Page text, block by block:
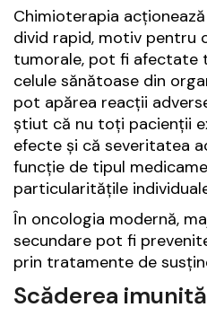
Chimioterapia
divid rapid, motiv pentru
tumorale, pot fi afectate
celule sănătoase din
pot apărea reacții
știut că nu toți pacienții
efecte și că severitatea
funcție de tipul
particularitățile
În oncologia modernă,
secundare pot fi
prin tratamente de
Scăderea